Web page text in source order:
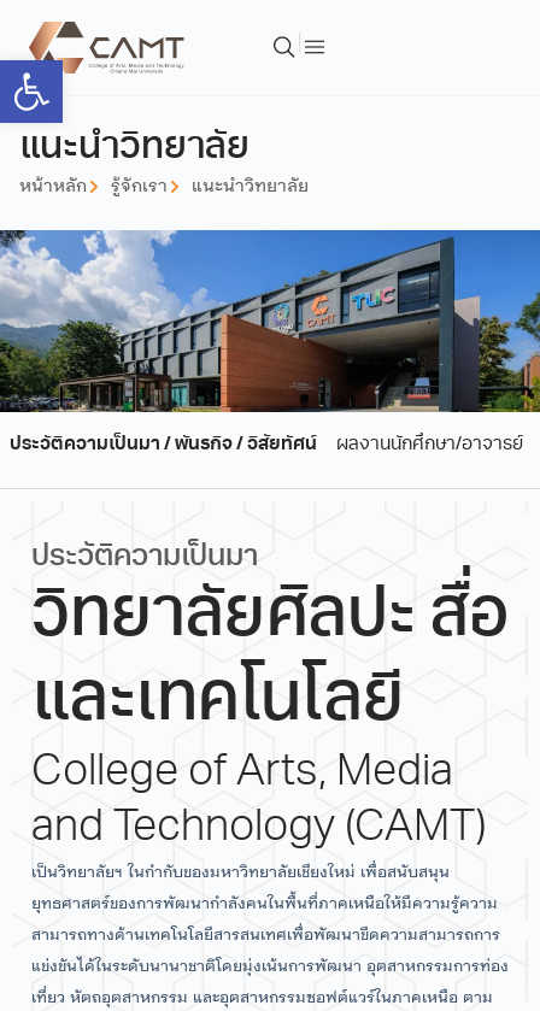
Open toolbar
แนะนำวิทยาลัย
หน้าหลัก รู้จักเรา แนะนำวิทยาลัย
ประวัติความเป็นมา / พันธกิจ / วิสัยทัศน์ ผลงานนักศึกษา/อาจารย์
ประวัติความเป็นมา
วิทยาลัยศิลปะ สื่อ
และเทคโนโลยี
College of Arts, Media
and Technology (CAMT)
เป็นวิทยาลัยฯ ในกำกับของมหาวิทยาลัยเชียงใหม่ เพื่อสนับสนุน
ยุทธศาสตร์ของการพัฒนากำลังคนในพื้นที่ภาคเหนือให้มีความรู้ความ
สามารถทางด้านเทคโนโลยีสารสนเทศเพื่อพัฒนาขีดความสามารถการ
แข่งขันได้ในระดับนานาชาติโดยมุ่งเน้นการพัฒนา อุตสาหกรรมการท่อง
เที่ยว หัตถอุตสาหกรรม และอุตสาหกรรมซอฟต์แวร์ในภาคเหนือ ตาม